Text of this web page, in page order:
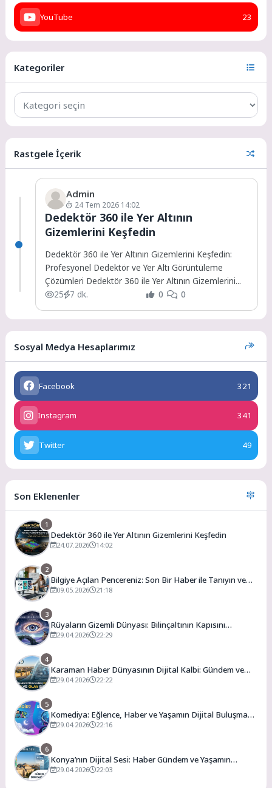
YouTube 23
Kategoriler
Rastgele İçerik
Admin
24 Tem 2026 14:02
Dedektör 360 ile Yer Altının
Gizemlerini Keşfedin
Dedektör 360 ile Yer Altının Gizemlerini Keşfedin:
Profesyonel Dedektör ve Yer Altı Görüntüleme
Çözümleri Dedektör 360 ile Yer Altının Gizemlerini...
25
7 dk. 0 0
Sosyal Medya Hesaplarımız
Facebook 321
Instagram 341
Twitter 49
Son Eklenenler
1
Dedektör 360 ile Yer Altının Gizemlerini Keşfedin
24.07.2026 14:02
2
Bilgiye Açılan Pencereniz: Son Bir Haber ile Tanıyın ve
Keşfedin
09.05.2026 21:18
3
Rüyaların Gizemli Dünyası: Bilinçaltının Kapısını
Aralamak
29.04.2026 22:29
4
Karaman Haber Dünyasının Dijital Kalbi: Gündem ve
Olay
29.04.2026 22:22
5
Komediya: Eğlence, Haber ve Yaşamın Dijital Buluşma
Noktası
29.04.2026 22:16
6
Konya’nın Dijital Sesi: Haber Gündem ve Yaşamın
Merkezi
29.04.2026 22:03